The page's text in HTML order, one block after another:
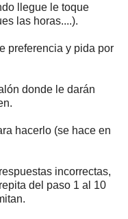
llegue le toque
las horas....).
preferencia y pida por
donde le darán
hacerlo (se hace en
incorrectas,
del paso 1 al 10